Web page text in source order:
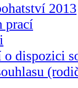
2013
prací
dispozici